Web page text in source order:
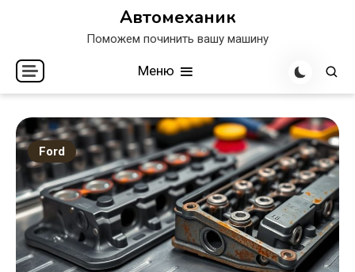
Автомеханик
Поможем починить вашу машину
Меню
Ford